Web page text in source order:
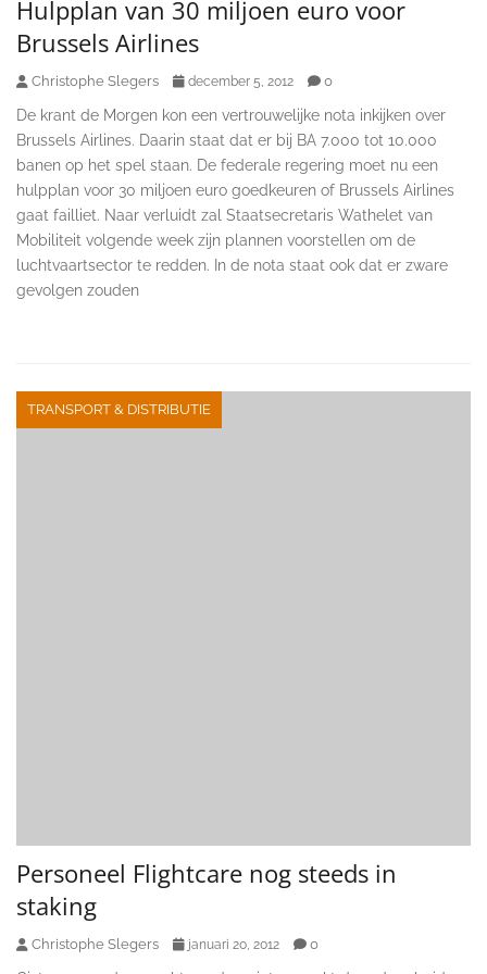
Hulpplan van 30 miljoen euro voor
Brussels Airlines
Christophe Slegers december 5, 2012 0
De krant de Morgen kon een vertrouwelijke nota inkijken over
Brussels Airlines. Daarin staat dat er bij BA 7.000 tot 10.000
banen op het spel staan. De federale regering moet nu een
hulpplan voor 30 miljoen euro goedkeuren of Brussels Airlines
gaat failliet. Naar verluidt zal Staatsecretaris Wathelet van
Mobiliteit volgende week zijn plannen voorstellen om de
luchtvaartsector te redden. In de nota staat ook dat er zware
gevolgen zouden
TRANSPORT & DISTRIBUTIE
Personeel Flightcare nog steeds in
staking
Christophe Slegers januari 20, 2012 0